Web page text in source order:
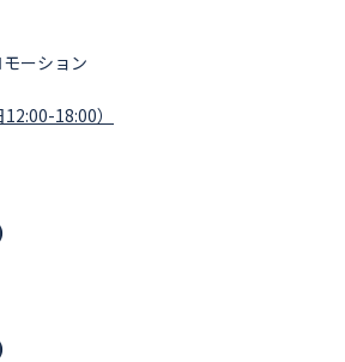
ーション
18:00）